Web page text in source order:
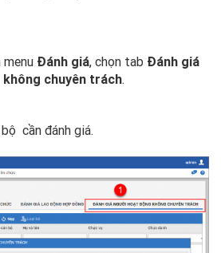
menu Đánh giá, chọn tab Đánh giá
chuyên trách.
cần đánh giá.